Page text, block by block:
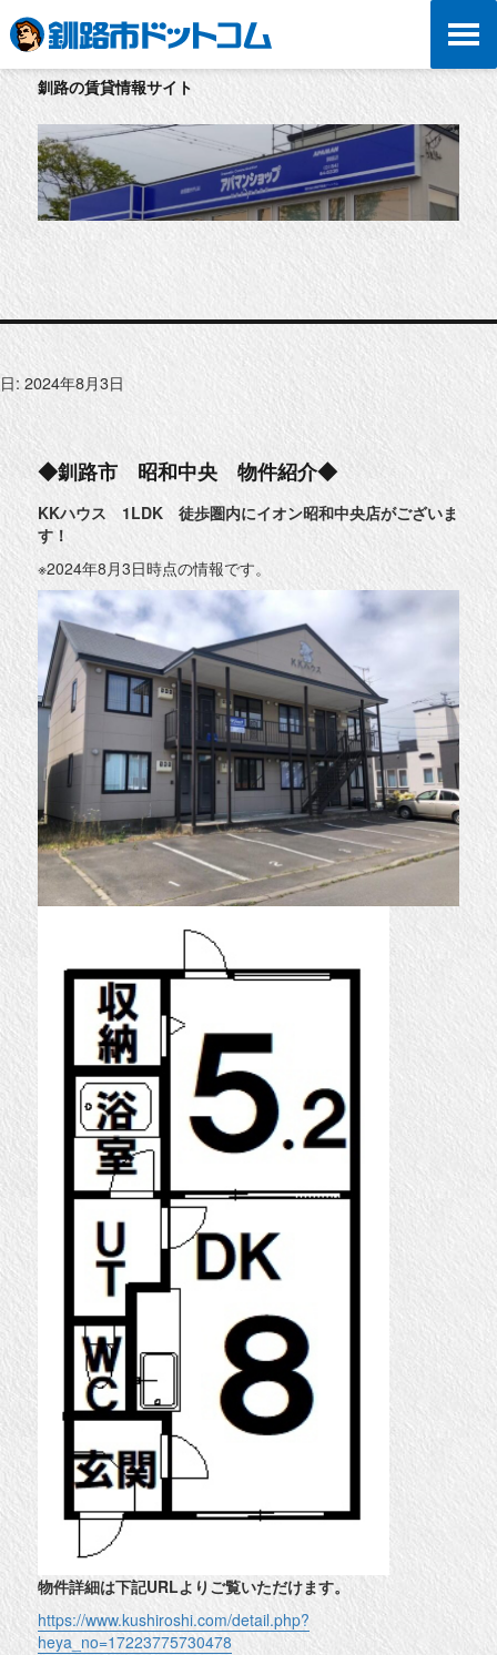
釧路の賃貸情報サイト
日: 2024年8月3日
◆釧路市 昭和中央 物件紹介◆
KKハウス 1LDK 徒歩圏内にイオン昭和中央店がございま
す！
※2024年8月3日時点の情報です。
物件詳細は下記URLよりご覧いただけます。
https://www.kushiroshi.com/detail.php?
heya_no=17223775730478